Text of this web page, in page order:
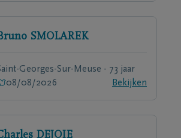
SMOLAREK
Georges-Sur-Meuse - 73 jaar
08/08/2026
Bekijken
DEJOIE